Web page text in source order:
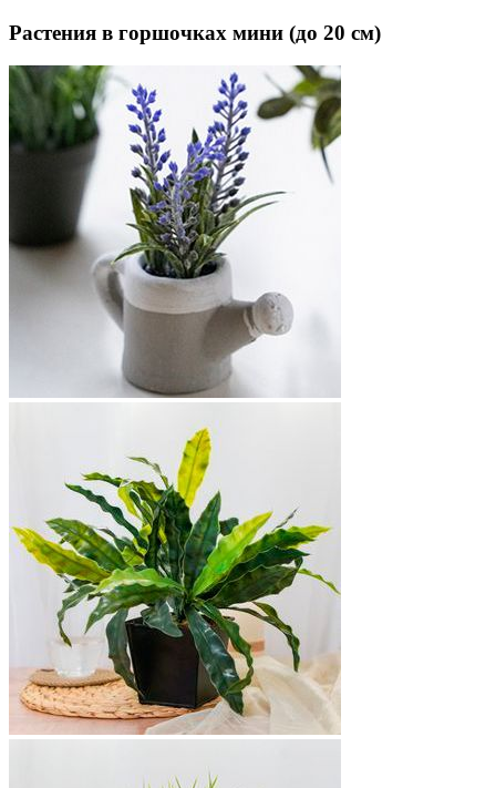
Растения в горшочках мини (до 20 см)